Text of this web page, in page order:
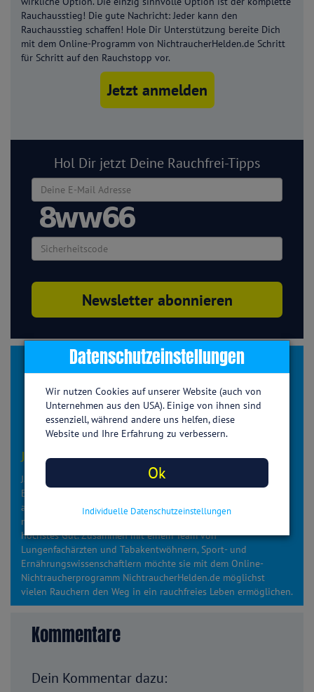
Rauchausstieg! Die gute Nachricht: Jeder kann den
Rauchausstieg schaffen! Hole Dir Unterstützung bereite Dich
mit dem Online-Programm von NichtraucherHelden.de Schritt
für Schritt auf den Rauchstopp vor.
Jetzt anmelden
Hol Dir jetzt Deine Rauchfrei-Tipps
Janine Mast
Janine Mast ist mit Leib und Seele
Ernährungswissenschaftlerin. Ihr liegt es am Herzen, Menschen
auf dem Weg zu einem gesunden Lebensstil zu begleiten, zu
motivieren und zu unterstützen. Denn Gesundheit ist unser
höchstes Gut. Zusammen mit einem Team von
Lungenfachärzten und Tabakentwöhnern, Sport- und
Ernährungswissenschaftlern möchte sie mit dem Online-
Nichtraucherprogramm NichtraucherHelden.de möglichst
vielen Rauchern den Weg in ein rauchfreies Leben ermöglichen.
Kommentare
Dein Kommentar dazu:
Datenschutzeinstellungen
Wir nutzen Cookies auf unserer Website (auch von
Unternehmen aus den USA). Einige von ihnen sind
essenziell, während andere uns helfen, diese
Website und Ihre Erfahrung zu verbessern.
Ok
Individuelle Datenschutzeinstellungen